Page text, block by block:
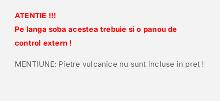
ATENTIE !!!
Pe langa soba acestea trebuie si o panou de
control extern !
MENTIUNE: Pietre vulcanice nu sunt incluse in pret !